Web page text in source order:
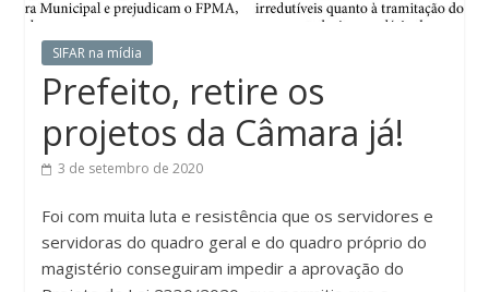
SIFAR na mídia
Prefeito, retire os
projetos da Câmara já!
3 de setembro de 2020
Foi com muita luta e resistência que os servidores e
servidoras do quadro geral e do quadro próprio do
magistério conseguiram impedir a aprovação do